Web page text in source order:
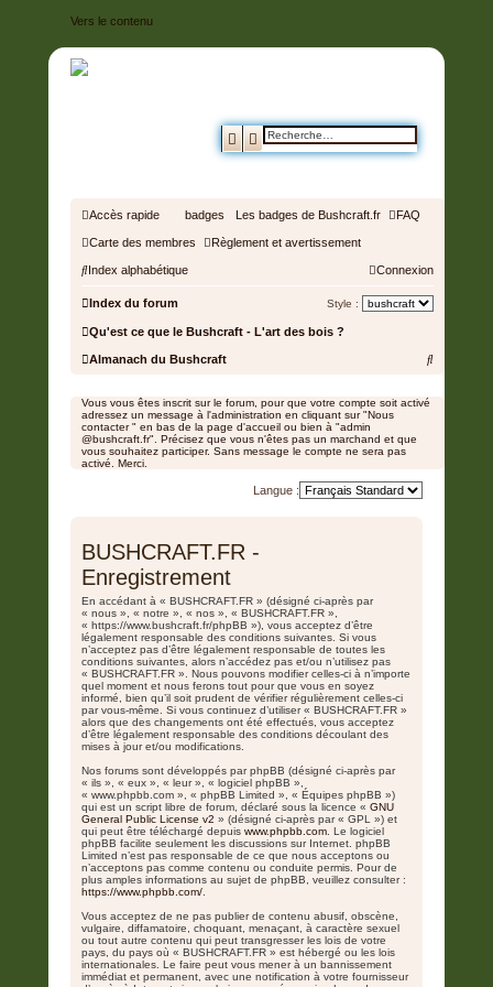
Vers le contenu
Rechercher
Recherche avancée
Accès rapide badges Les badges de Bushcraft.fr FAQ
Carte des membres Règlement et avertissement
Index alphabétique Connexion
Index du forum Style :
Qu'est ce que le Bushcraft - L'art des bois ?
Almanach du Bushcraft
R
Vous vous êtes inscrit sur le forum, pour que votre compte soit activé
adressez un message à l'administration en cliquant sur "Nous
contacter " en bas de la page d'accueil ou bien à "admin
@bushcraft.fr". Précisez que vous n'êtes pas un marchand et que
vous souhaitez participer. Sans message le compte ne sera pas
activé. Merci.
Langue :
BUSHCRAFT.FR -
Enregistrement
En accédant à « BUSHCRAFT.FR » (désigné ci-après par
« nous », « notre », « nos », « BUSHCRAFT.FR »,
« https://www.bushcraft.fr/phpBB »), vous acceptez d’être
légalement responsable des conditions suivantes. Si vous
n’acceptez pas d’être légalement responsable de toutes les
conditions suivantes, alors n’accédez pas et/ou n’utilisez pas
« BUSHCRAFT.FR ». Nous pouvons modifier celles-ci à n’importe
quel moment et nous ferons tout pour que vous en soyez
informé, bien qu’il soit prudent de vérifier régulièrement celles-ci
par vous-même. Si vous continuez d’utiliser « BUSHCRAFT.FR »
alors que des changements ont été effectués, vous acceptez
d’être légalement responsable des conditions découlant des
mises à jour et/ou modifications.
Nos forums sont développés par phpBB (désigné ci-après par
« ils », « eux », « leur », « logiciel phpBB »,
« www.phpbb.com », « phpBB Limited », « Équipes phpBB »)
qui est un script libre de forum, déclaré sous la licence « GNU
General Public License v2 » (désigné ci-après par « GPL ») et
qui peut être téléchargé depuis www.phpbb.com . Le logiciel
phpBB facilite seulement les discussions sur Internet. phpBB
Limited n’est pas responsable de ce que nous acceptons ou
n’acceptons pas comme contenu ou conduite permis. Pour de
plus amples informations au sujet de phpBB, veuillez consulter :
https://www.phpbb.com/
Vous acceptez de ne pas publier de contenu abusif, obscène,
vulgaire, diffamatoire, choquant, menaçant, à caractère sexuel
ou tout autre contenu qui peut transgresser les lois de votre
pays, du pays où « BUSHCRAFT.FR » est hébergé ou les lois
internationales. Le faire peut vous mener à un bannissement
immédiat et permanent, avec une notification à votre fournisseur